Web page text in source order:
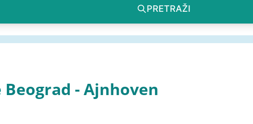
PRETRAŽI
- Ajnhoven